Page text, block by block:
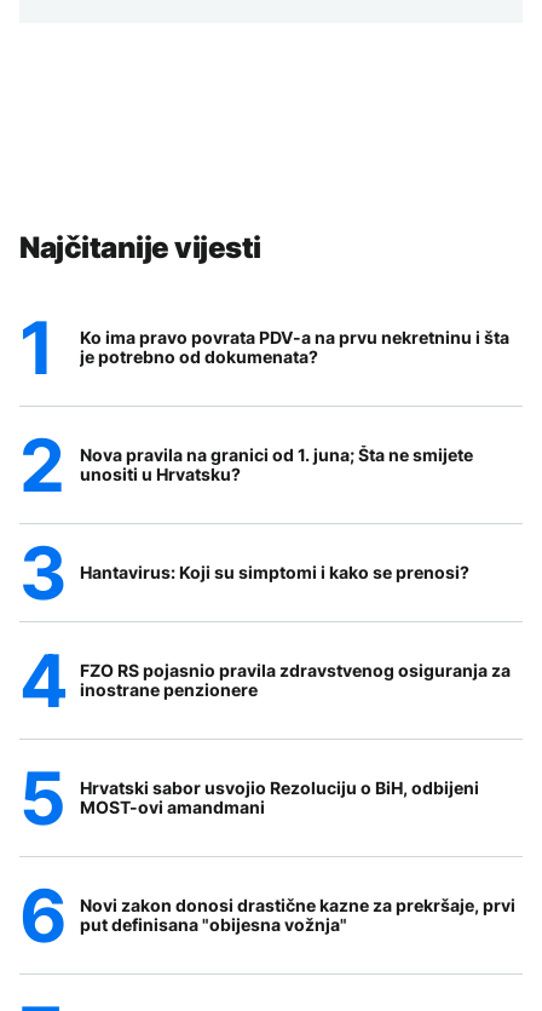
Najčitanije vijesti
Ko ima pravo povrata PDV-a na prvu nekretninu i šta
je potrebno od dokumenata?
Nova pravila na granici od 1. juna; Šta ne smijete
unositi u Hrvatsku?
Hantavirus: Koji su simptomi i kako se prenosi?
FZO RS pojasnio pravila zdravstvenog osiguranja za
inostrane penzionere
Hrvatski sabor usvojio Rezoluciju o BiH, odbijeni
MOST-ovi amandmani
Novi zakon donosi drastične kazne za prekršaje, prvi
put definisana "obijesna vožnja"